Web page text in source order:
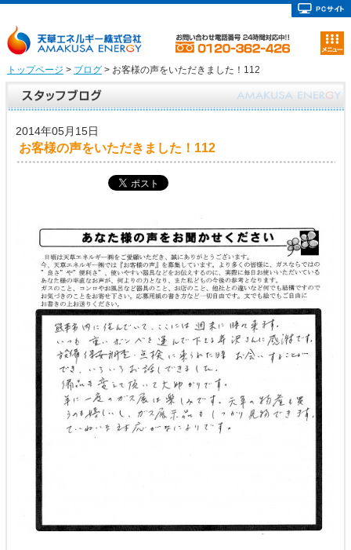
トップページ > ブログ> お客様の声をいただきました！112
2014年05月15日
お客様の声をいただきました！112